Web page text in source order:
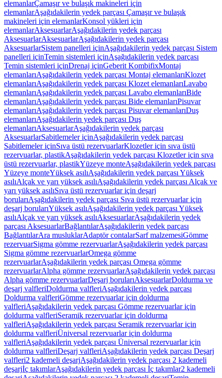
elemanlarÇamaşır ve bulaşık makineleri için
elemanlarAşağıdakilerin yedek parçası Çamaşır ve bulaşık
makineleri için elemanlarKonsol yükleri için
elemanlarAksesuarlarAşağıdakilerin yedek parçası
AksesuarlarAksesuarlarAşağıdakilerin yedek parçası
AksesuarlarSistem panelleri içinAşağıdakilerin yedek parçası Sistem
panelleri içinTemin sistemleri içinAşağıdakilerin yedek parçası
Temin sistemleri içinDrenaj içinGeberit KombifixMontaj
elemanlarıAşağıdakilerin yedek parçası Montaj elemanlarıKlozet
elemanlarıAşağıdakilerin yedek parçası Klozet elemanlarıLavabo
elemanlarıAşağıdakilerin yedek parçası Lavabo elemanlarıBide
elemanlarıAşağıdakilerin yedek parçası Bide elemanlarıPisuvar
elemanlarıAşağıdakilerin yedek parçası Pisuvar elemanlarıDuş
elemanlarıAşağıdakilerin yedek parçası Duş
elemanlarıAksesuarlarAşağıdakilerin yedek parçası
AksesuarlarSabitlemeler içinAşağıdakilerin yedek parçası
Sabitlemeler içinSıva üstü rezervuarlarKlozetler için sıva üstü
rezervuarlar, plastikAşağıdakilerin yedek parçası Klozetler için sıva
üstü rezervuarlar, plastikYüzeye monteAşağıdakilerin yedek parçası
Yüzeye monteYüksek asılıAşağıdakilerin yedek parçası Yüksek
asılıAlçak ve yarı yüksek asılıAşağıdakilerin yedek parçası Alçak ve
yarı yüksek asılıSıva üstü rezervuarlar için deşarj
borularıAşağıdakilerin yedek parçası Sıva üstü rezervuarlar için
deşarj borularıYüksek asılıAşağıdakilerin yedek parçası Yüksek
asılıAlçak ve yarı yüksek asılıAksesuarlarAşağıdakilerin yedek
parçası AksesuarlarBağlantılarAşağıdakilerin yedek parçası
BağlantılarAra musluklarAdaptör contalarSarf malzemesiGömme
rezervuarSigma gömme rezervuarlarAşağıdakilerin yedek parçası
Sigma gömme rezervuarlarOmega gömme
rezervuarlarAşağıdakilerin yedek parçası Omega gömme
rezervuarlarAlpha gömme rezervuarlarAşağıdakilerin yedek parçası
Alpha gömme rezervuarlarDeşarj borularıAksesuarlarDoldurma ve
deşarj valfleriDoldurma valfleriAşağıdakilerin yedek parçası
Doldurma valfleriGömme rezervuarlar için doldurma
valfleriAşağıdakilerin yedek parçası Gömme rezervuarlar için
doldurma valfleriSeramik rezervuarlar için doldurma
valfleriAşağıdakilerin yedek parçası Seramik rezervuarlar için
doldurma valfleriÜniversal rezervuarlar için doldurma
valfleriAşağıdakilerin yedek parçası Üniversal rezervuarlar için
doldurma valfleriDeşarj valfleriAşağıdakilerin yedek parçası Deşarj
valfleri2 kademeli deşarjAşağıdakilerin yedek parçası 2 kademeli
deşarjİç takımlarAşağıdakilerin yedek parçası İç takımlar2 kademeli